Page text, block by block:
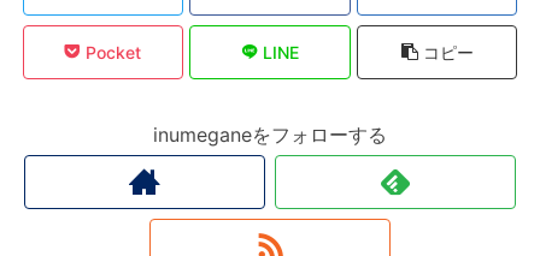
Pocket LINE コピー
inumeganeをフォローする